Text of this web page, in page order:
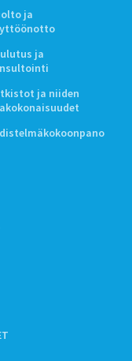
ja
ja
ja niiden